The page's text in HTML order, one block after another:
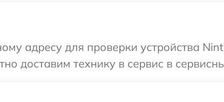
адресу для проверки устройства
доставим технику в сервис в